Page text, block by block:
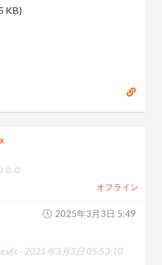
KB)
オフライン
2025年3月3日 5:49
- 2025年3月3日 05:53:10